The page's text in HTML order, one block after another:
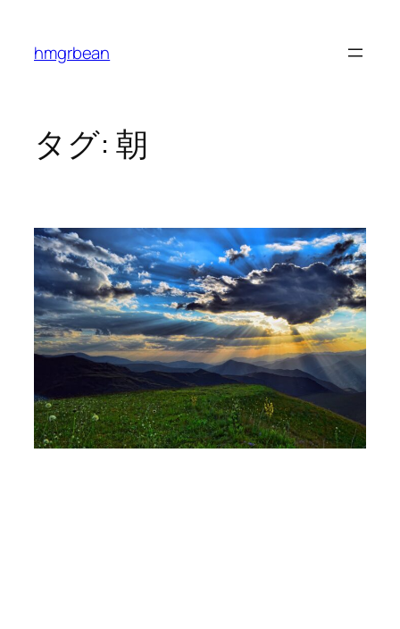
hmgrbean
タグ: 朝